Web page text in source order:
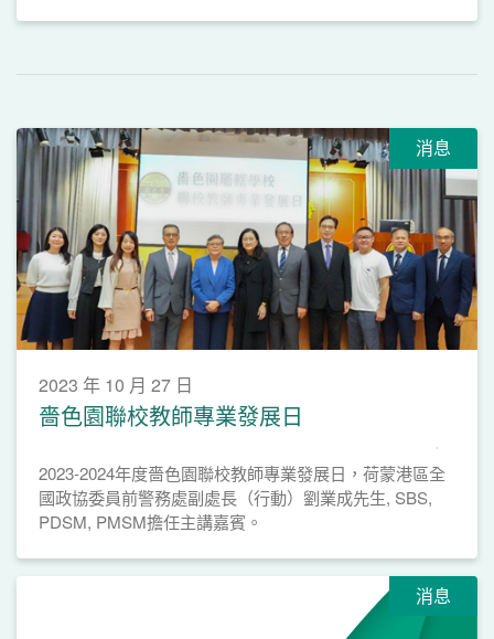
消息
2023 年 10 月 27 日
嗇色園聯校教師專業發展日
2023-2024年度嗇色園聯校教師專業發展日，荷蒙港區全
國政協委員前警務處副處長（行動）劉業成先生, SBS,
PDSM, PMSM擔任主講嘉賓。
消息